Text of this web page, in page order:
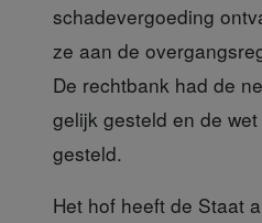
schadevergoeding
ze aan de
De rechtbank had de
gelijk gesteld en de
gesteld.
Het hof heeft de Staat